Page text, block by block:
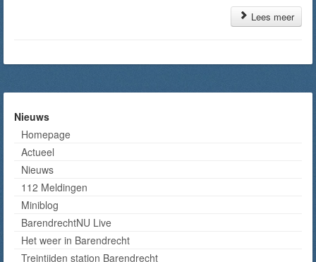
Lees meer
Nieuws
Homepage
Actueel
Nieuws
112 Meldingen
Miniblog
BarendrechtNU Live
Het weer in Barendrecht
Treintijden station Barendrecht